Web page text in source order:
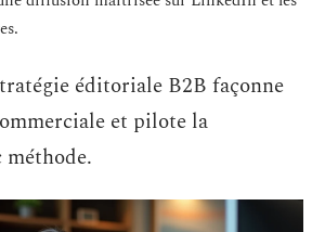
éditoriale B2B façonne
et pilote la